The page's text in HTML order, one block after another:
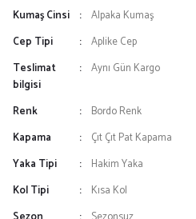
Kumaş Cinsi
Alpaka Kumaş
Cep Tipi
Aplike Cep
Teslimat
bilgisi
Aynı Gün Kargo
Renk
Bordo Renk
Kapama
Çıt Çıt Pat Kapama
Yaka Tipi
Hakim Yaka
Kol Tipi
Kısa Kol